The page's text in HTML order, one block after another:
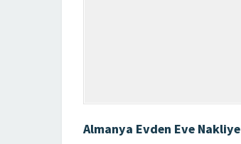
Almanya Evden Eve Nakliye